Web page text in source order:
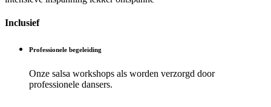
Inclusief
Professionele begeleiding
Onze salsa workshops als worden verzorgd door
professionele dansers.